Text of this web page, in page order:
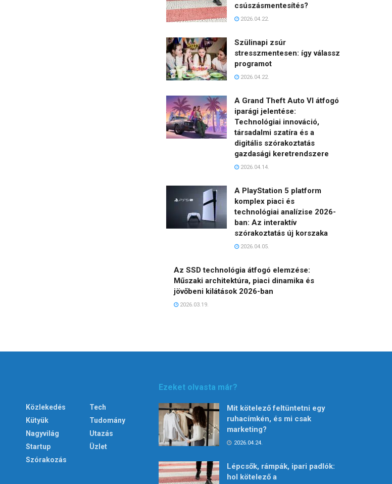
csúszásmentesítés?
2026.04.22.
Szülinapi zsúr
stresszmentesen: így válassz
programot
2026.04.22.
A Grand Theft Auto VI átfogó
iparági jelentése:
Technológiai innováció,
társadalmi szatíra és a
digitális szórakoztatás
gazdasági keretrendszere
2026.04.14.
A PlayStation 5 platform
komplex piaci és
technológiai analízise 2026-
ban: Az interaktív
szórakoztatás új korszaka
2026.04.05.
Az SSD technológia átfogó elemzése:
Műszaki architektúra, piaci dinamika és
jövőbeni kilátások 2026-ban
2026.03.19.
Közlekedés
Kütyük
Nagyvilág
Startup
Szórakozás
Tech
Tudomány
Utazás
Üzlet
Ezeket olvasta már?
Mit kötelező feltüntetni egy
ruhacímkén, és mi csak
marketing?
2026.04.24.
Lépcsők, rámpák, ipari padlók:
hol kötelező a